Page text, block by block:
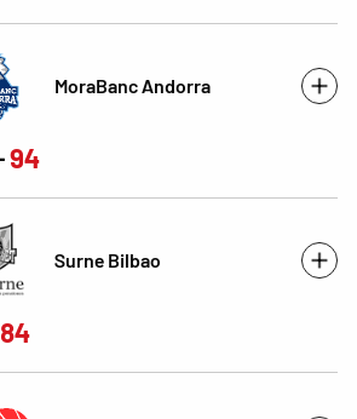
MoraBanc Andorra
94
Surne Bilbao
84